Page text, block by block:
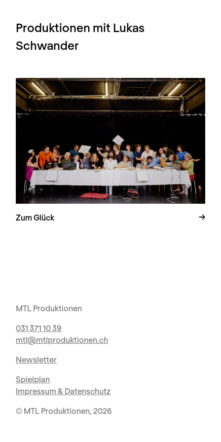
Produktionen mit Lukas
Schwander
Zum Glück
MTL Produktionen
031 371 10 39
mtl@mtlproduktionen.ch
Newsletter
© MTL Produktionen, 2026
Spielplan
Impressum & Datenschutz